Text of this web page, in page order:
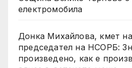
електромобила
Донка Михайлова, кмет
председател на НСОРБ:
произведено, как е